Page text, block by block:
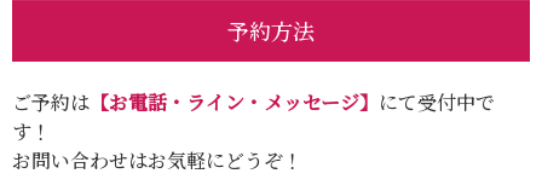
予約方法
ご予約は 【お電話・ライン・メッセージ】 にて受付中で
す！
お問い合わせはお気軽にどうぞ！